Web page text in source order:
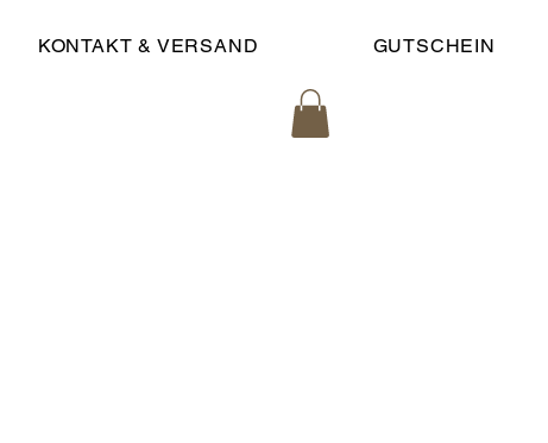
KONTAKT & VERSAND GUTSCHEIN